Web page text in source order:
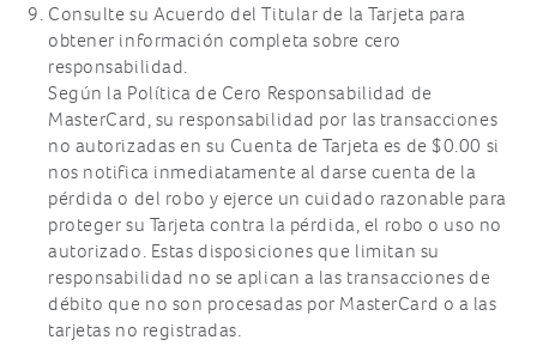
Consulte su Acuerdo del Titular de la Tarjeta para
obtener información completa sobre cero
responsabilidad.
Según la Política de Cero Responsabilidad de
MasterCard, su responsabilidad por las transacciones
no autorizadas en su Cuenta de Tarjeta es de $0.00 si
nos notifica inmediatamente al darse cuenta de la
pérdida o del robo y ejerce un cuidado razonable para
proteger su Tarjeta contra la pérdida, el robo o uso no
autorizado. Estas disposiciones que limitan su
responsabilidad no se aplican a las transacciones de
débito que no son procesadas por MasterCard o a las
tarjetas no registradas.